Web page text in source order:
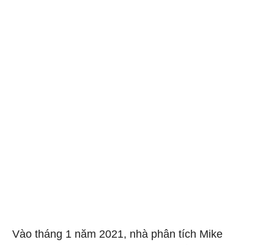
Vào tháng 1 năm 2021, nhà phân tích Mike